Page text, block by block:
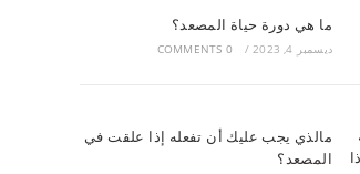
ما هي دورة حياة المصعد؟
ديسمبر 4, 2023 /
0 COMMENTS
مالذي يجب عليك أن تفعله إذا علقت في
المصعد؟